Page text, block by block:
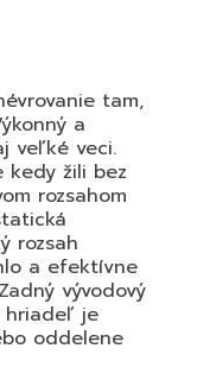
tam,
a
veľké veci.
kedy žili bez
rozsahom
rozsah
a efektívne
vývodový
hriadeľ je
oddelene